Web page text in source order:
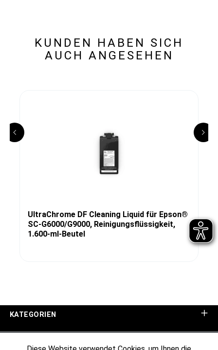
KUNDEN HABEN SICH
AUCH ANGESEHEN
UltraChrome DF Cleaning Liquid für Epson®
SC-G6000/G9000, Reinigungsflüssigkeit,
1.600-ml-Beutel
KATEGORIEN